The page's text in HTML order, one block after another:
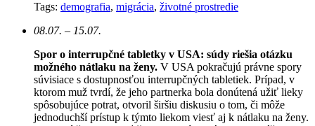
Tags: demografia, migrácia, životné prostredie
08.07. – 15.07.
Spor o interrupčné tabletky v USA: súdy riešia otázku
možného nátlaku na ženy. V USA pokračujú právne spory
súvisiace s dostupnosťou interrupčných tabletiek. Prípad, v
ktorom muž tvrdí, že jeho partnerka bola donútená užiť lieky
spôsobujúce potrat, otvoril širšiu diskusiu o tom, či môže
jednoduchší prístup k týmto liekom viesť aj k nátlaku na ženy.